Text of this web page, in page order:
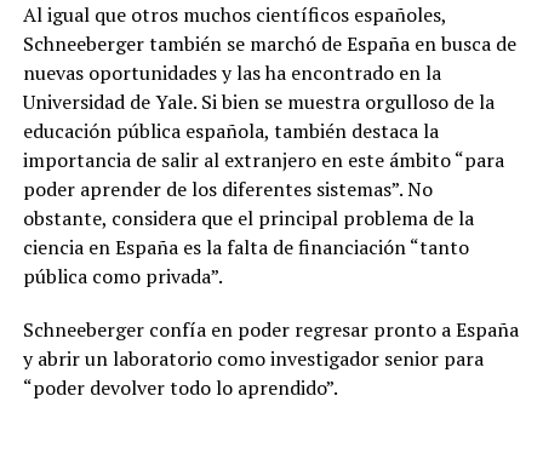
Al igual que otros muchos científicos españoles,
Schneeberger también se marchó de España en busca de
nuevas oportunidades y las ha encontrado en la
Universidad de Yale. Si bien se muestra orgulloso de la
educación pública española, también destaca la
importancia de salir al extranjero en este ámbito “para
poder aprender de los diferentes sistemas”. No
obstante, considera que el principal problema de la
ciencia en España es la falta de financiación “tanto
pública como privada”.
Schneeberger confía en poder regresar pronto a España
y abrir un laboratorio como investigador senior para
“poder devolver todo lo aprendido”.